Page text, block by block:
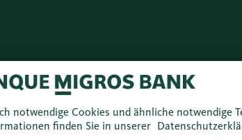
© 2026 Migros Bank AG
notwendige Cookies und ähnliche notwendige
finden Sie in unserer